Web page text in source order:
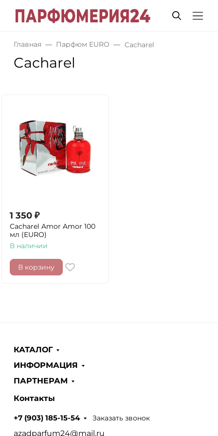
Главная Парфюм EURO Cacharel
Cacharel
1 350 ₽
Cacharel Amor Amor 100
мл (EURO)
В наличии
В корзину
КАТАЛОГ
ИНФОРМАЦИЯ
ПАРТНЕРАМ
Контакты
+7 (903) 185-15-54 Заказать звонок
azadparfum24@mail.ru